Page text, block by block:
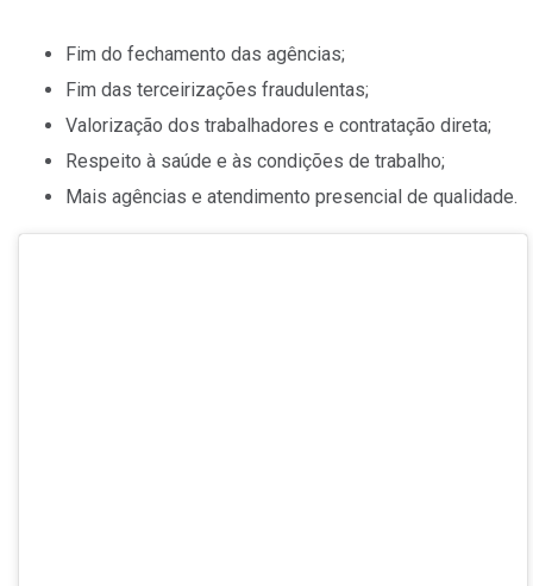
Fim do fechamento das agências;
Fim das terceirizações fraudulentas;
Valorização dos trabalhadores e contratação direta;
Respeito à saúde e às condições de trabalho;
Mais agências e atendimento presencial de qualidade.